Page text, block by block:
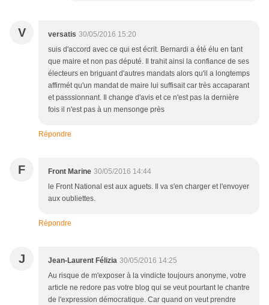
V versatis 30/05/2016 15:20
suis d'accord avec ce qui est écrit. Bernardi a été élu en tant
que maire et non pas député. Il trahit ainsi la confiance de ses
électeurs en briguant d'autres mandats alors qu'il a longtemps
affirmét qu'un mandat de maire lui suffisait car très accaparant
et passsionnant. Il change d'avis et ce n'est pas la dernière
fois il n'est pas à un mensonge près
Répondre
F Front Marine 30/05/2016 14:44
le Front National est aux aguets. Il va s'en charger et l'envoyer
aux oubliettes.
Répondre
J Jean-Laurent Félizia 30/05/2016 14:25
Au risque de m'exposer à la vindicte toujours anonyme, votre
article ne redore pas votre blog qui se veut pourtant le chantre
de l'expression démocratique. Car quand on veut prendre